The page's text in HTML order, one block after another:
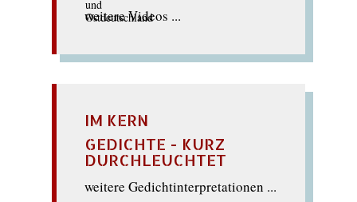
weitere Videos ...
IM KERN
GEDICHTE - KURZ
DURCHLEUCHTET
weitere Gedichtinterpretationen ...